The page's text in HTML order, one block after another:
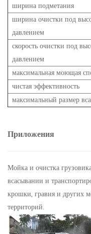
ширина подметания
ширина очистки под
давлением
скорость очистки под
давлением
максимальная моющая
чистая эффективность
максимальный размер
Приложения
Мойка и очистка
всасывании и
крошки, гравия и других
территорий.